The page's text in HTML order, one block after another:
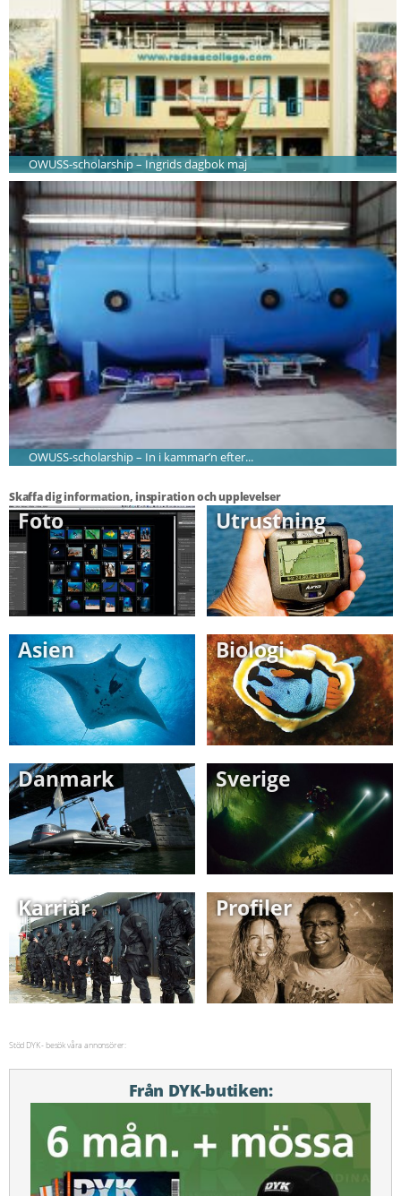
OWUSS-scholarship – Ingrids dagbok maj
OWUSS-scholarship – In i kammar’n efter...
Skaffa dig information, inspiration och upplevelser
Foto Utrustning
Asien Biologi
Danmark Sverige
Karriär Profiler
Stöd DYK - besök våra annonsörer:
Från DYK-butiken: